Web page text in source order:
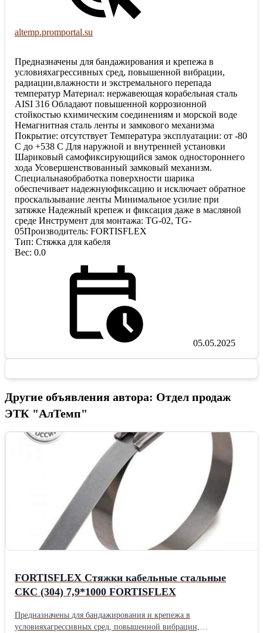
altemp.promportal.su
Предназначены для бандажирования и крепежа в
условияхагрессивных сред, повышенной вибрации,
радиации,влажности и экстремального перепада
температур Материал: нержавеющая корабельная сталь
AISI 316 Обладают повышенной коррозионной
стойкостью кхимическим соединениям и морской воде
Немагнитная сталь ленты и замкового механизма
Покрытие: отсутствует Температура эксплуатации: от -80
С до +538 С Для наружной и внутренней установки
Шариковый самофиксирующийся замок одностороннего
хода Усовершенствованный замковый механизм.
Специальнаяобработка поверхности шарика
обеспечивает надежнуюфиксацию и исключает обратное
проскальзывание ленты Минимальное усилие при
затяжке Надежный крепеж и фиксация даже в масляной
среде Инструмент для монтажа: TG-02, TG-
05Производитель: FORTISFLEX
Тип: Стяжка для кабеля
Вес: 0.0
05.05.2025
Другие объявления автора: Отдел продаж
ЭТК "АлТемп"
FORTISFLEX Стяжки кабельные стальные
СКС (304) 7,9*1000 FORTISFLEX
Предназначены для бандажирования и крепежа в
условияхагрессивных сред, повышенной вибрации,